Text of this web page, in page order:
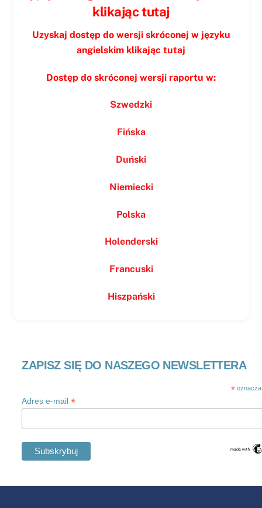
klikając tutaj
Uzyskaj dostęp do wersji skróconej w języku
angielskim klikając tutaj
Dostęp do skróconej wersji raportu w:
Szwedzki
Fińska
Duński
Niemiecki
Polska
Holenderski
Francuski
Hiszpański
ZAPISZ SIĘ DO NASZEGO NEWSLETTERA
*
Adres e-mail*
Swedish